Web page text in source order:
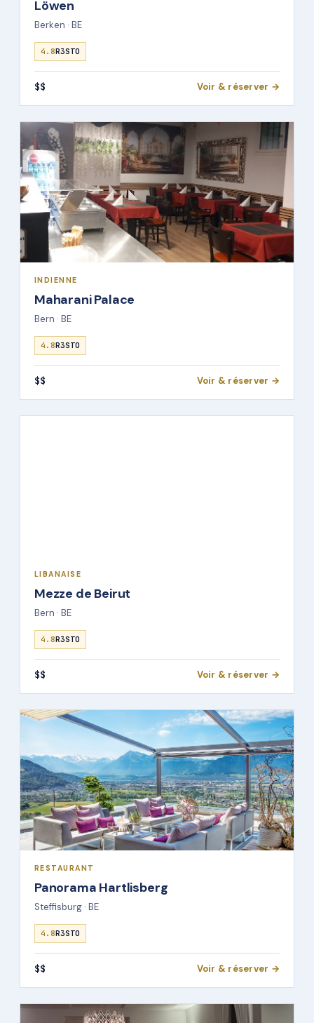
Löwen
Berken · BE
4.8R3STO
$$ Voir & réserver →
INDIENNE
Maharani Palace
Bern · BE
4.8R3STO
$$ Voir & réserver →
LIBANAISE
Mezze de Beirut
Bern · BE
4.8R3STO
$$ Voir & réserver →
RESTAURANT
Panorama Hartlisberg
Steffisburg · BE
4.8R3STO
$$ Voir & réserver →